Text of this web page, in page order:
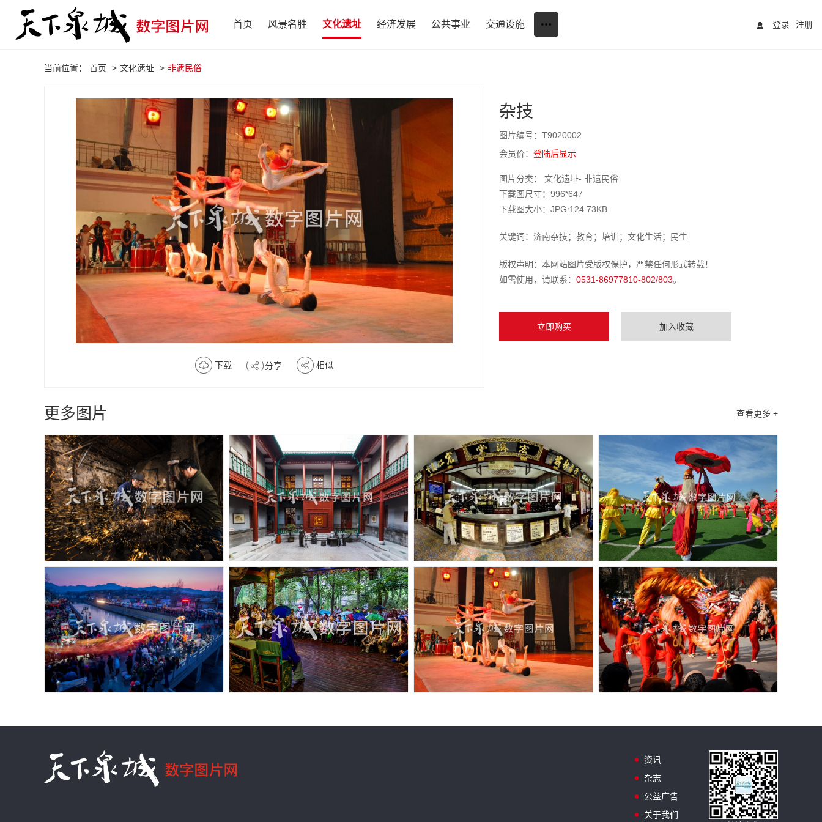
首页 风景名胜 文化遗址 经济发展 公共事业 交通设施 登录 注册
当前位置： 首页 > 文化遗址 > 非遗民俗
下载 分享 相似
杂技
图片编号：T9020002
会员价： 登陆后显示
图片分类： 文化遗址- 非遗民俗
下载图尺寸：996*647
下载图大小：JPG:124.73KB
关键词：济南杂技；教育；培训；文化生活；民生
版权声明：本网站图片受版权保护，严禁任何形式转载！
如需使用，请联系： 0531-86977810-802/803。
立即购买 加入收藏
查看更多 +
更多图片
资讯
杂志
公益广告
关于我们